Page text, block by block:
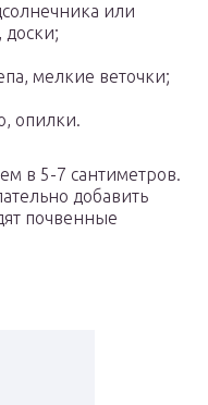
или
доски;
мелкие веточки;
опилки.
в 5-7 сантиметров.
добавить
почвенные